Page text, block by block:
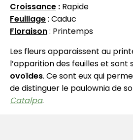
Croissance : Rapide
Feuillage: Caduc
Floraison: Printemps
Les fleurs apparaissent au
l’apparition des feuilles et sont
ovoïdes. Ce sont eux qui
de distinguer le paulownia de
Catalpa.